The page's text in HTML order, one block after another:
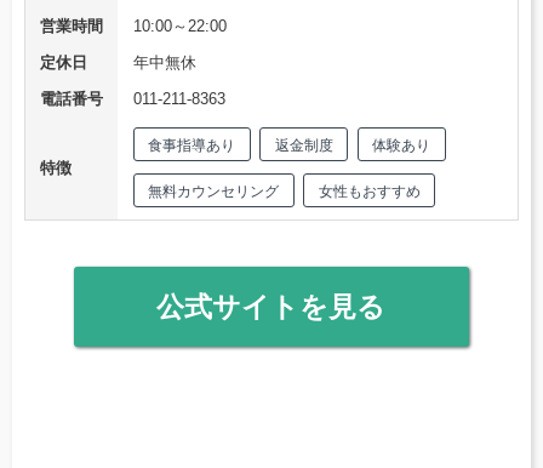
営業時間
10:00～22:00
定休日
年中無休
電話番号
011-211-8363
特徴
食事指導あり 返金制度 体験あり
無料カウンセリング 女性もおすすめ
公式サイトを見る